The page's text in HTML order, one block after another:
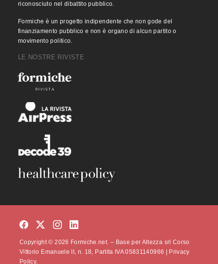
riconosciuto nel dibattito pubblico.
Formiche è un progetto indipendente che non gode del
finanziamento pubblico e non è organo di alcun partito o
movimento politico.
LE NOSTRE RIVISTE
Copyright © 2026 Formiche.net. – Base per Altezza srl Corso
Vittorio Emanuele II, n. 18, Partita IVA 05831140966 | Privacy
Policy.